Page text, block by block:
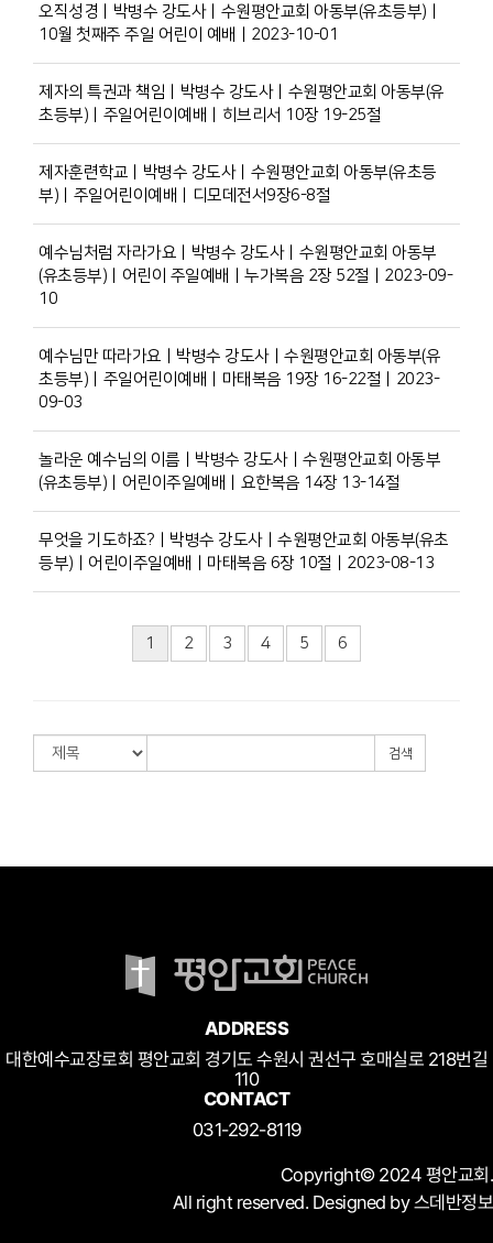
오직성경ㅣ박병수 강도사ㅣ수원평안교회 아동부(유초등부)ㅣ
10월 첫째주 주일 어린이 예배ㅣ2023-10-01
제자의 특권과 책임ㅣ박병수 강도사ㅣ수원평안교회 아동부(유
초등부)ㅣ주일어린이예배ㅣ히브리서 10장 19-25절
제자훈련학교ㅣ박병수 강도사ㅣ수원평안교회 아동부(유초등
부)ㅣ주일어린이예배ㅣ디모데전서9장6-8절
예수님처럼 자라가요ㅣ박병수 강도사ㅣ수원평안교회 아동부
(유초등부)ㅣ어린이 주일예배ㅣ누가복음 2장 52절ㅣ2023-09-
10
예수님만 따라가요ㅣ박병수 강도사ㅣ수원평안교회 아동부(유
초등부)ㅣ주일어린이예배ㅣ마태복음 19장 16-22절ㅣ2023-
09-03
놀라운 예수님의 이름ㅣ박병수 강도사ㅣ수원평안교회 아동부
(유초등부)ㅣ어린이주일예배ㅣ요한복음 14장 13-14절
무엇을 기도하죠?ㅣ박병수 강도사ㅣ수원평안교회 아동부(유초
등부)ㅣ어린이주일예배ㅣ마태복음 6장 10절ㅣ2023-08-13
1 2 3 4 5 6
검색
ADDRESS
대한예수교장로회 평안교회 경기도 수원시 권선구 호매실로 218번길
110
CONTACT
031-292-8119
Copyright© 2024 평안교회.
All right reserved. Designed by 스데반정보